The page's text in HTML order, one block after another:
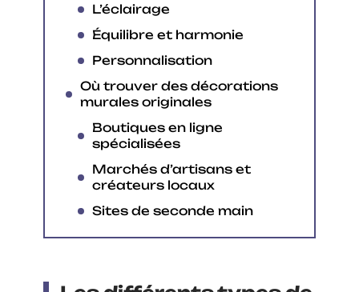
L’éclairage
Équilibre et harmonie
Personnalisation
Où trouver des décorations
murales originales
Boutiques en ligne
spécialisées
Marchés d’artisans et
créateurs locaux
Sites de seconde main